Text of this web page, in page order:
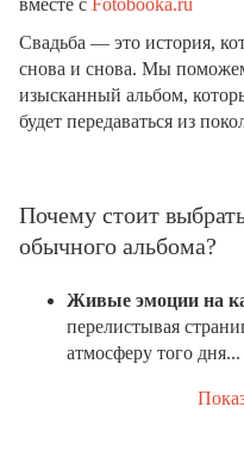
Свадьба — это история,
снова и снова. Мы
изысканный альбом,
будет передаваться из
Почему стоит
обычного альбома?
Живые эмоции на
перелистывая
атмосферу того дня...